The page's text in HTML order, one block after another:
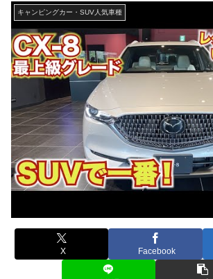
キャンピングカー・SUV人気車種
X Facebook